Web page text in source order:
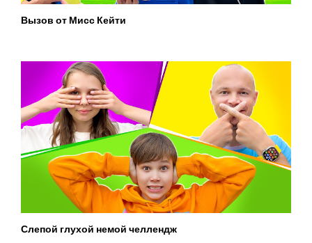
Вызов от Мисс Кейти
Слепой глухой немой челлендж